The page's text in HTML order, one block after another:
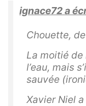
ignace72 a
Chouette,
La moitié de
l’eau, mais
sauvée
Xavier Niel